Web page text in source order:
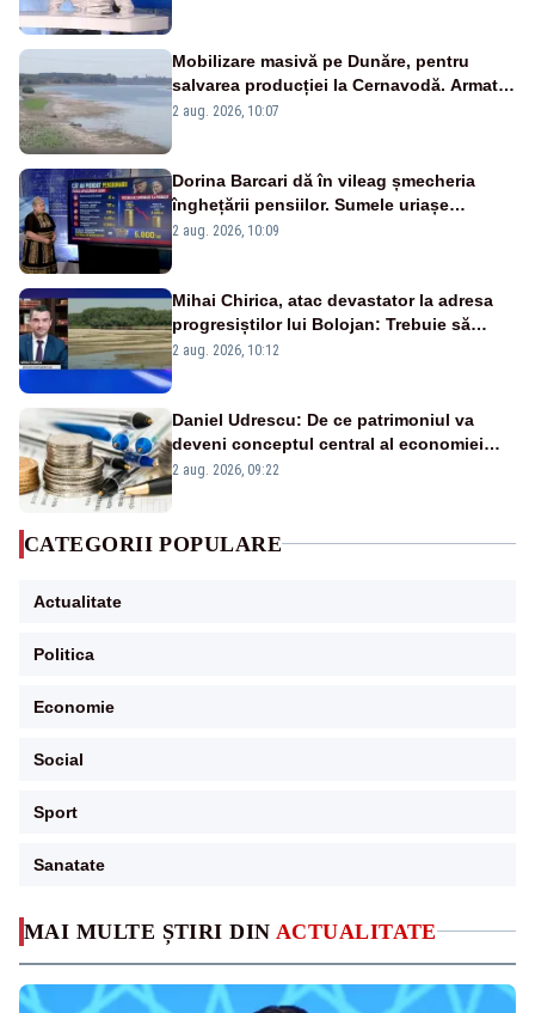
MAI MULTE ȘTIRI DIN ACTUALITATE
Mobilizare masivă pe Dunăre, pentru
salvarea producției la Cernavodă. Armata
va detona o stâncă și va devia apa
2 aug. 2026, 10:07
Dorina Barcari dă în vileag șmecheria
înghețării pensiilor. Sumele uriașe
pierdute de fiecare român
2 aug. 2026, 10:09
Mihai Chirica, atac devastator la adresa
progresiștilor lui Bolojan: Trebuie să
protejăm și natura, dar nu șținem omaneii
2 aug. 2026, 10:12
Daniel Udrescu: De ce patrimoniul va
deveni conceptul central al economiei
viitoare?
2 aug. 2026, 09:22
CATEGORII POPULARE
Actualitate
Politica
Economie
Social
Sport
Sanatate